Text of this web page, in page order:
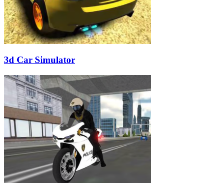
3d Car Simulator